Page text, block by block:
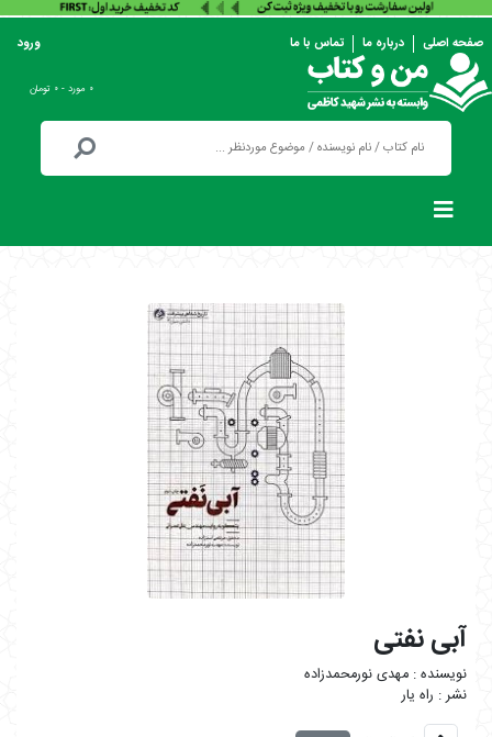
صفحه اصلی درباره ما تماس با ما ورود
۰ مورد - ۰ تومان
آبی نفتی
مهدی نورمحمدزاده
راه یار